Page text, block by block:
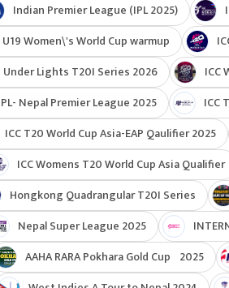
Indian Premier League (IPL 2025)
U19 Women\'s World Cup warmup
Under Lights T20I Series 2026
ICC
Nepal Premier League 2025
ICC
ICC T20 World Cup Asia-EAP Qaulifier 2025
ICC Womens T20 World Cup Asia Qualifier
Hongkong Quadrangular T20I Series
Nepal Super League 2025
AAHA RARA Pokhara Gold Cup 2025